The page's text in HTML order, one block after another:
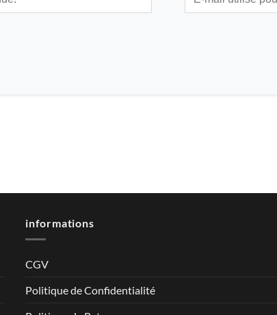
informations
CGV
Politique de Confidentialité